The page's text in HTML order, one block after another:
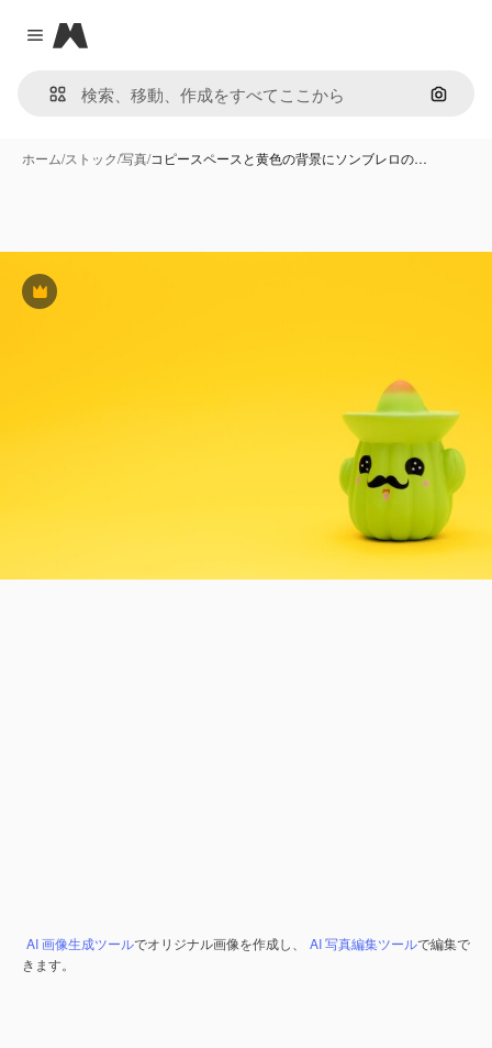
Close menu
Magnific
画像で
ホーム/ストック/写真/コピースペースと黄色の背景にソンブレロの…
Premium
AI 画像生成ツールでオリジナル画像を作成し、 AI 写真編集ツールで編集で
きます。